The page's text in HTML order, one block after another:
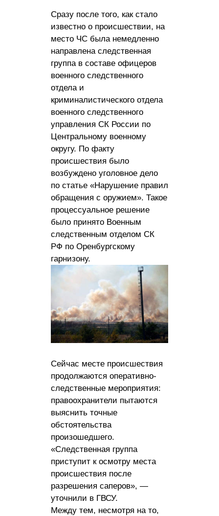
Сразу после того, как стало
известно о происшествии, на
место ЧС была немедленно
направлена следственная
группа в составе офицеров
военного следственного
отдела и
криминалистического отдела
военного следственного
управления СК России по
Центральному военному
округу. По факту
происшествия было
возбуждено уголовное дело
по статье «Нарушение правил
обращения с оружием». Такое
процессуальное решение
было принято Военным
следственным отделом СК
РФ по Оренбургскому
гарнизону.
Сейчас месте происшествия
продолжаются оперативно-
следственные мероприятия:
правоохранители пытаются
выяснить точные
обстоятельства
произошедшего.
«Следственная группа
приступит к осмотру места
происшествия после
разрешения саперов», —
уточнили в ГВСУ.
Между тем, несмотря на то,